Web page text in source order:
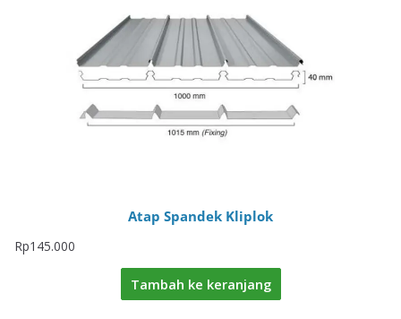
Atap Spandek Kliplok
Rp145.000
Tambah ke keranjang